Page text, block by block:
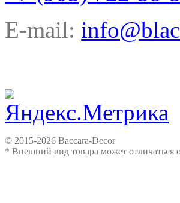
E-mail:
© 2015-2026 Baccara-Decor
* Внешний вид товара может отличаться